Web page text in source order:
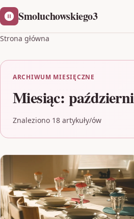
Smoluchowskiego3
Strona główna
ARCHIWUM MIESIĘCZNE
Miesiąc:
Znaleziono 18 artykuły/ów